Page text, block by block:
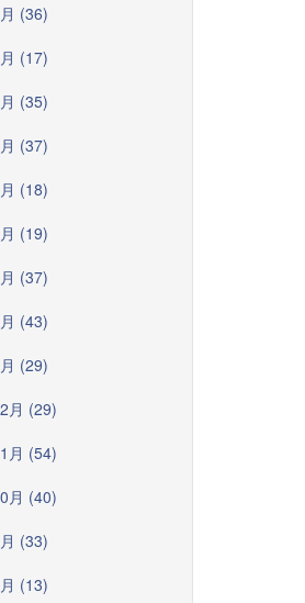
(36)
(17)
(35)
(37)
(18)
(19)
(37)
(43)
(29)
月 (29)
月 (54)
月 (40)
(33)
(13)